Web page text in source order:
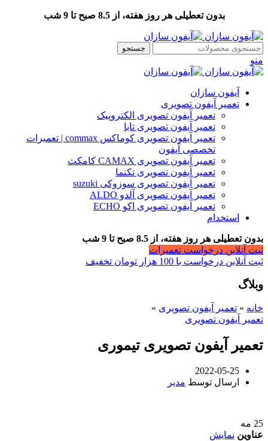
بدون تعطیلی هر روز هفته، از 8.5 صبح تا 9 شب
جستجو
منو
آیفون سازان
تعمیر آیفون تصویری
تعمیر آیفون تصویری الکتروپیک
تعمیر آیفون تصویری تابا
تعمیر آیفون تصویری کوماکس commax | تعمیرات
تخصصی آیفون
تعمیر آیفون تصویری CAMAX کامکث
تعمیر آیفون تصویری تکنما
تعمیر آیفون تصویری سوزوکی suzuki
تعمیر آیفون تصویری آلدو ALDO
تعمیر آیفون تصویری اکو ECHO
استخدام
بدون تعطیلی هر روز هفته، از 8.5 صبح تا 9 شب
ثبت آنلاین درخواست تعمیرات
ثبت آنلاین درخواست با 100 هزار تومان تخفیف
وبلاگ
خانه » تعمیر آیفون تصویری »
تعمیر آیفون تصویری
تعمیر آیفون تصویری تیموری
2022-05-25
ارسال توسط مدیر
25 مه
عناوین نمایش